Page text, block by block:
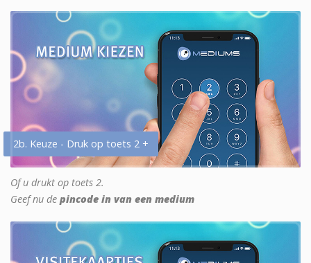
2b. Keuze - Druk op toets 2 +
Of u drukt op toets 2.
Geef nu de pincode in van een medium